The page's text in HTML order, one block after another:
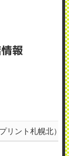
報
リント札幌北）